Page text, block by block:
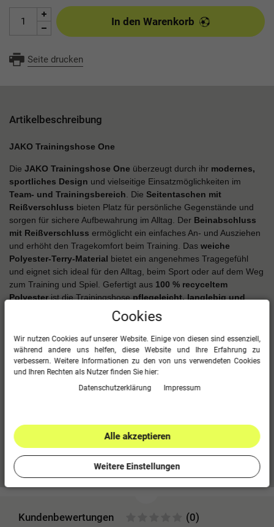
In den Warenkorb
Seite drucken
Artikelbeschreibung
JAKO Trainingshose One
Die JAKO Trainingshose One überzeugt durch ihr modernes,
sportliches Design und vielseitige Einsatzmöglichkeiten im
Team- und Trainingsbereich . Die Seitentaschen mit
Reißverschluss bieten Platz für persönliche Gegenstände und
sorgen für sichere Aufbewahrung im Alltag. Der Beinabschluss
mit Reißverschluss ermöglicht ein einfaches An- und Ausziehen
und erhöht den Tragekomfort beim Training. Das weiche
Polyester-Terry-Material bietet ein angenehmes Tragegefühl
und eignet sich ideal für den Alltag, beim Sport oder auf dem Weg
zum Training und Spiel. Gefertigt aus 100 % recyceltem
Polyester ist die Trainingshose pflegeleicht, langlebig und
schlichten Designs
optimal zum Veredeln mit Vereins-,
Team- oder Firmenlogos.
Im Überblick
Beinabschluss mit Reißverschluss
Mehr Informationen zum EU Verantwortlichen »
Kundenbewertungen (0)
Cookies
Wir nutzen Cookies auf unserer Website. Einige von diesen sind essenziell,
während andere uns helfen, diese Website und Ihre Erfahrung zu
verbessern. Weitere Informationen zu den von uns verwendeten Cookies
und Ihren Rechten als Nutzer finden Sie hier:
Daten­schutz­erklärung
Impressum
Alle akzeptieren
Weitere Einstellungen